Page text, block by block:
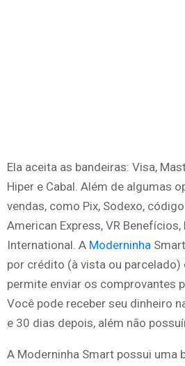
Ela aceita as bandeiras: Visa,
Hiper e Cabal. Além de algumas
vendas, como Pix, Sodexo,
American Express, VR Benefícios,
International. A Moderninha
por crédito (à vista ou parcelado)
permite enviar os comprovantes
Você pode receber seu dinheiro
e 30 dias depois, além não
A Moderninha Smart possui uma